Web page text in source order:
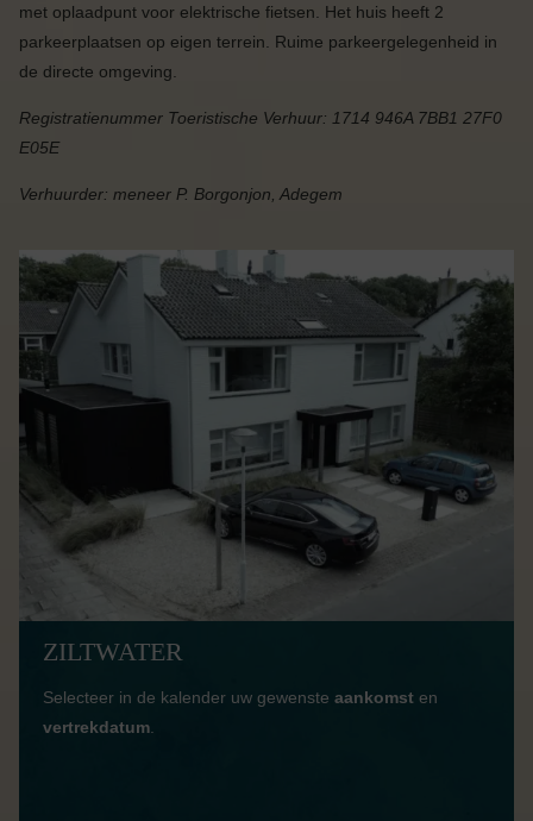
met oplaadpunt voor elektrische fietsen. Het huis heeft 2
parkeerplaatsen op eigen terrein. Ruime parkeergelegenheid in
de directe omgeving.
Registratienummer Toeristische Verhuur: 1714 946A 7BB1 27F0
E05E
Verhuurder: meneer P. Borgonjon, Adegem
ZILTWATER
Selecteer in de kalender uw gewenste aankomst en
vertrekdatum